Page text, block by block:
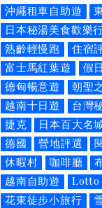
沖繩租車自助遊
日本秘湯美食歡樂
熟齡輕慢跑
住宿
富士馬紅葉遊
假
德匈暢意遊
朝聖
越南十日遊
台灣
捷克
日本百大名
德國
營地評選
休暇村
咖啡廳
越南自助遊
Lotto
花東徒步小旅行